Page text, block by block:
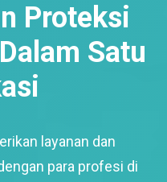
Proteksi
Satu
layanan dan
para profesi di